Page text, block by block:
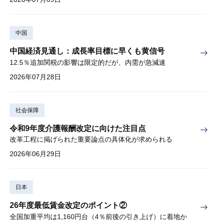
中国
中国経済見通し：成長率目標に早くも黄信号
12.5％追加関税の影響は限定的だが、内需が急減速
2026年07月28日
社会保障
令和9年度介護報酬改定に向けた注目点
改革工程に掲げられた重要論点の具体化が求められる
2026年06月29日
日本
26年度最低賃金改定のポイント②
全国加重平均は1,160円台（4％前後の引き上げ）に着地か